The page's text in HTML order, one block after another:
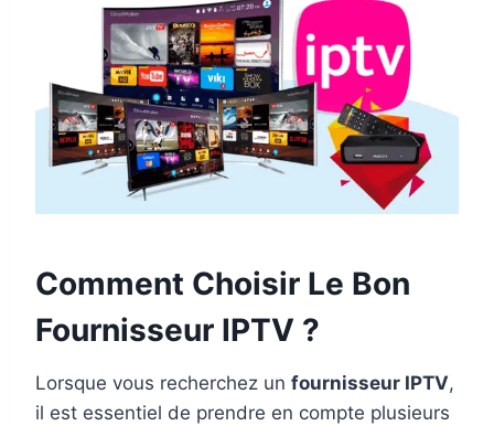
Comment Choisir Le Bon
Fournisseur IPTV ?
Lorsque vous recherchez un fournisseur IPTV,
il est essentiel de prendre en compte plusieurs